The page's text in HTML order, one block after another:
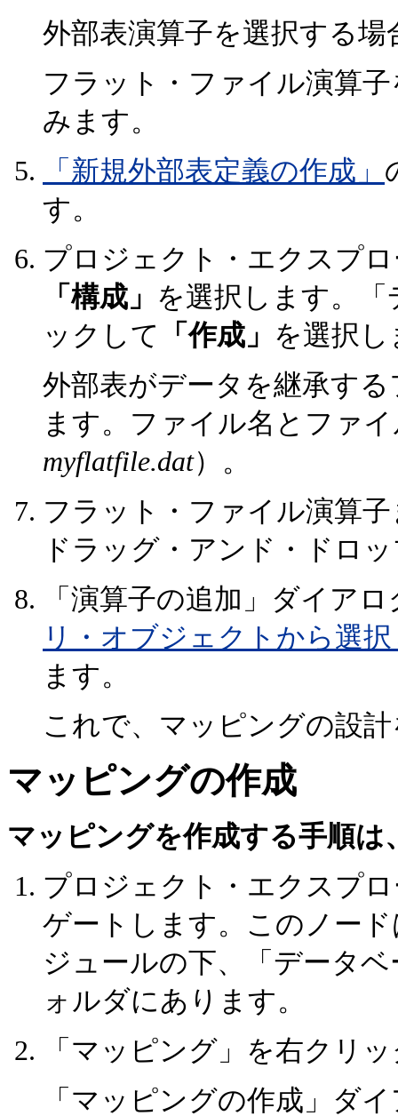
外部表演算子を選択する
フラット・ファイル演算
みます。
「新規外部表定義の作成」
す。
プロジェクト・エクスプ
「構成」 を選択します。
ックして
「作成」 を選択し
外部表がデータを継承す
ます。ファイル名とファ
myflatfile.dat）。
フラット・ファイル演算
ドラッグ・アンド・ドロ
「演算子の追加」ダイア
リ・オブジェクトから選
ます。
これで、マッピングの設
マッピングの作成
マッピングを作成する手順は
プロジェクト・エクスプ
ゲートします。このノー
ジュールの下、「データ
ォルダにあります。
「マッピング」を右クリ
「マッピングの作成」ダ